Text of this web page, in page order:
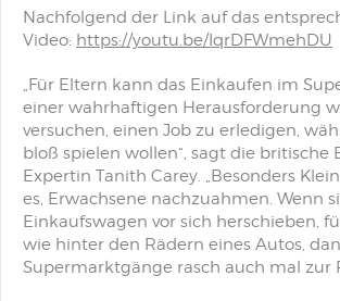
Nachfolgend der Link auf das
Video: https://youtu.be/IqrDFWmehDU
„Für Eltern kann das Einkaufen im
einer wahrhaftigen Herausforderung
versuchen, einen Job zu erledigen,
bloß spielen wollen“, sagt die britische
Expertin Tanith Carey. „Besonders
es, Erwachsene nachzuahmen. Wenn
Einkaufswagen vor sich herschieben,
wie hinter den Rädern eines Autos,
Supermarktgänge rasch auch mal zur